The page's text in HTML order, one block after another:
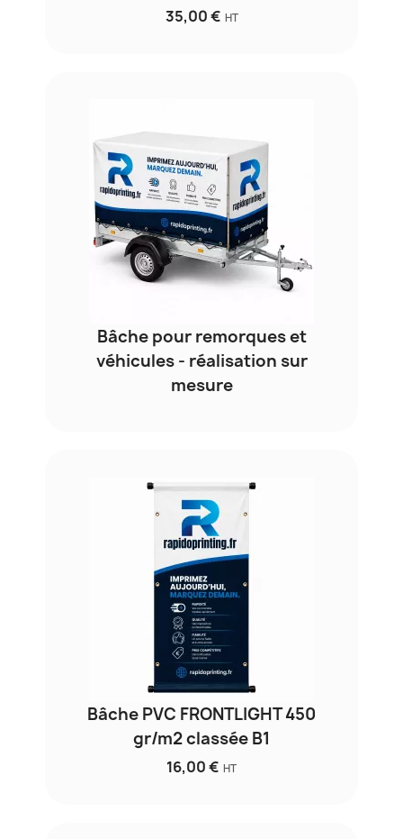
35,00 € HT
Bâche pour remorques et
véhicules - réalisation sur
mesure
Bâche PVC FRONTLIGHT 450
gr/m2 classée B1
16,00 € HT